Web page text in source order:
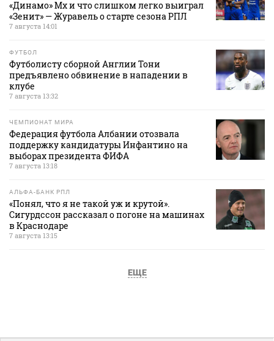
«Динамо» Мх и что слишком легко выиграл
«Зенит» — Журавель о старте сезона РПЛ
7 августа 14:01
ФУТБОЛ
Футболисту сборной Англии Тони
предъявлено обвинение в нападении в
клубе
7 августа 13:32
ЧЕМПИОНАТ МИРА
Федерация футбола Албании отозвала
поддержку кандидатуры Инфантино на
выборах президента ФИФА
7 августа 13:18
АЛЬФА-БАНК РПЛ
«Понял, что я не такой уж и крутой».
Сигурдссон рассказал о погоне на машинах
в Краснодаре
7 августа 13:15
ЕЩЕ